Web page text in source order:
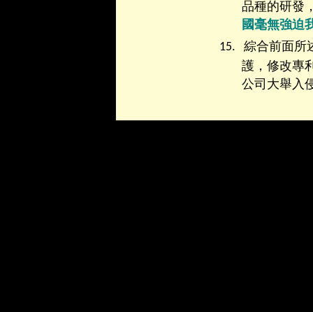
品種的研發
國毫無強迫
15.
綜合前面所
護，修改專
公司大舉入